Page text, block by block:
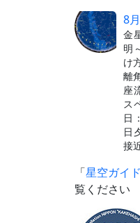
8
金
明
け
離
座
ス
日
日
接
「星空ガイド
覧ください